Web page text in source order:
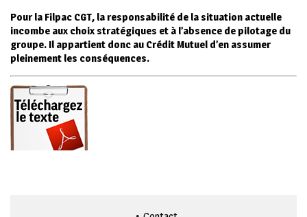
Pour la Filpac CGT, la responsabilité de la situation actuelle
incombe aux choix stratégiques et à l’absence de pilotage du
groupe. Il appartient donc au Crédit Mutuel d’en assumer
pleinement les conséquences.